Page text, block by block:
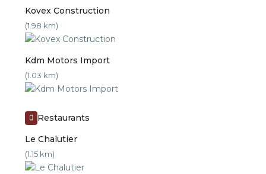
Kovex Construction
(1.98 km)
Kdm Motors Import
(1.03 km)
Restaurants
Le Chalutier
(1.15 km)